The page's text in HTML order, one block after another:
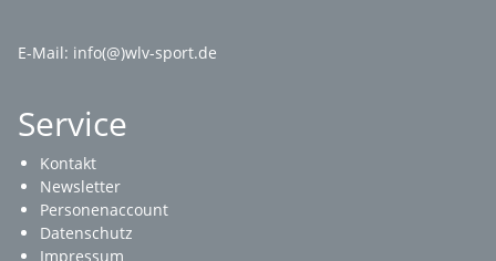
E-Mail: info(@)wlv-sport.de
Service
Kontakt
Newsletter
Personenaccount
Datenschutz
Impressum